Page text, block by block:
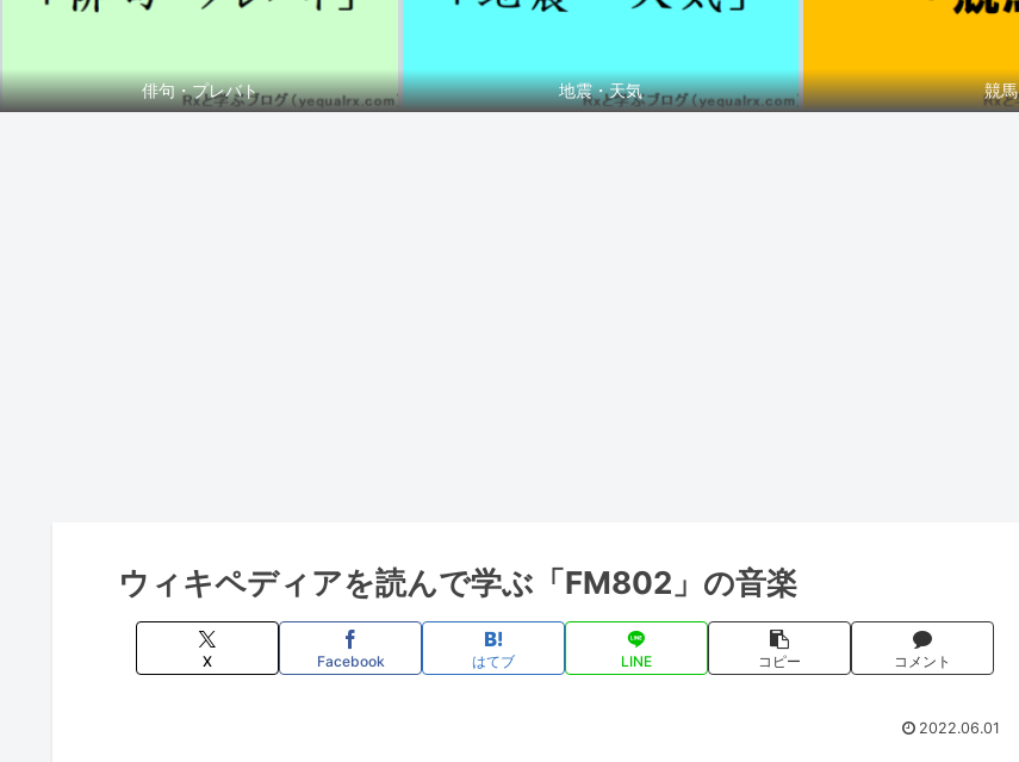
俳句・プレバト 地震・天気 競馬
ウィキペディアを読んで学ぶ「FM802」の音楽
X Facebook はてブ LINE コピー コメント
2022.06.01